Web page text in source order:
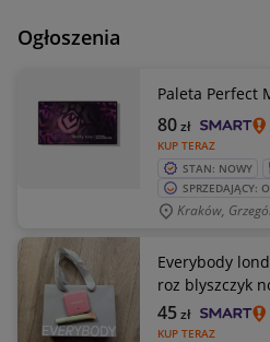
Ogłoszenia
Paleta Perfect
KUP TERAZ
80zł
STAN: NOWY
SPRZEDAJĄCY:
Kraków,
Everybody
roz blyszczyk
KUP TERAZ
45zł